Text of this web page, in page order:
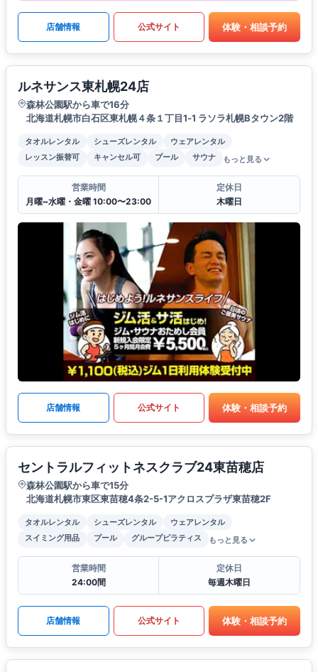
店舗情報 公式サイト 体験・相談予約
ルネサンス東札幌24店
森林公園駅から車で16分
北海道札幌市白石区東札幌４条１丁目1‐1 ラソラ札幌Bタウン2階
タオルレンタル シューズレンタル
ウェアレンタル
レッスン振替可
キャンセル可 プール サウナ もっと見る
営業時間
月曜~水曜・金曜 10:00〜23:00
定休日
木曜日
店舗情報 公式サイト 体験・相談予約
セントラルフィットネスクラブ24東苗穂店
森林公園駅から車で15分
北海道札幌市東区東苗穂4条2-5-1アクロスプラザ東苗穂2F
タオルレンタル シューズレンタル
ウェアレンタル
スイミング用品
プール グループピラティス もっと見る
営業時間
24:00間
定休日
毎週木曜日
店舗情報 公式サイト 体験・相談予約